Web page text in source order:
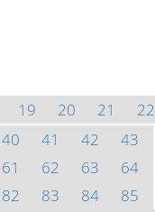
19 20 21
22
40 41 42
43
61 62 63
64
82 83 84
85